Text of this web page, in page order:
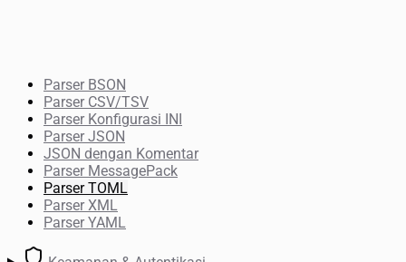
Parser BSON
Parser CSV/TSV
Parser Konfigurasi INI
Parser JSON
JSON dengan Komentar
Parser MessagePack
Parser TOML
Parser XML
Parser YAML